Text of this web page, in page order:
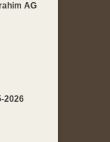
AG
2026